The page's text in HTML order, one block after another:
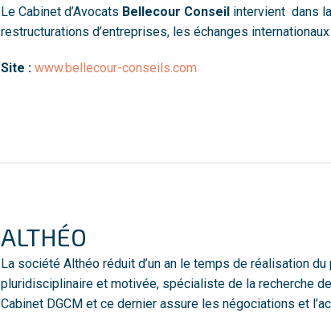
Le Cabinet d’Avocats Bellecour Conseilintervient dans
restructurations d’entreprises, les échanges
Site : www.bellecour-conseils.com
ALTHÉO
La sociétéAlthéo réduit d’un an le temps de réalisation
pluridisciplinaire et motivée, spécialiste de la recherche
Cabinet DGCM et ce dernier assure les négociations et